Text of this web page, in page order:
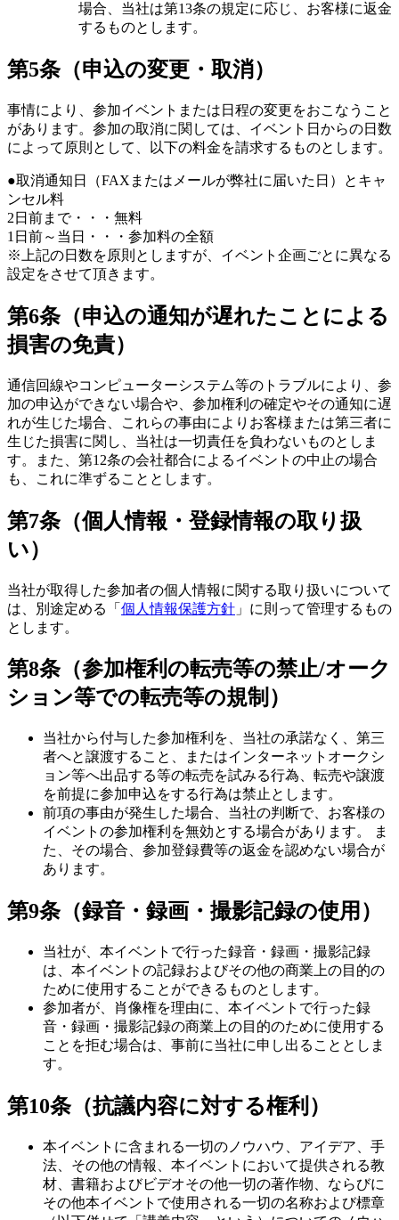
場合、当社は第13条の規定に応じ、お客様に返金
するものとします。
第5条（申込の変更・取消）
事情により、参加イベントまたは日程の変更をおこなうこと
があります。参加の取消に関しては、イベント日からの日数
によって原則として、以下の料金を請求するものとします。
●取消通知日（FAXまたはメールが弊社に届いた日）とキャ
ンセル料
2日前まで・・・無料
1日前～当日・・・参加料の全額
※上記の日数を原則としますが、イベント企画ごとに異なる
設定をさせて頂きます。
第6条（申込の通知が遅れたことによる
損害の免責）
通信回線やコンピューターシステム等のトラブルにより、参
加の申込ができない場合や、参加権利の確定やその通知に遅
れが生じた場合、これらの事由によりお客様または第三者に
生じた損害に関し、当社は一切責任を負わないものとしま
す。また、第12条の会社都合によるイベントの中止の場合
も、これに準ずることとします。
第7条（個人情報・登録情報の取り扱
い）
当社が取得した参加者の個人情報に関する取り扱いについて
は、別途定める「 個人情報保護方針 」に則って管理するもの
とします。
第8条（参加権利の転売等の禁止/オーク
ション等での転売等の規制）
当社から付与した参加権利を、当社の承諾なく、第三
者へと譲渡すること、またはインターネットオークシ
ョン等へ出品する等の転売を試みる行為、転売や譲渡
を前提に参加申込をする行為は禁止とします。
前項の事由が発生した場合、当社の判断で、お客様の
イベントの参加権利を無効とする場合があります。 ま
た、その場合、参加登録費等の返金を認めない場合が
あります。
第9条（録音・録画・撮影記録の使用）
当社が、本イベントで行った録音・録画・撮影記録
は、本イベントの記録およびその他の商業上の目的の
ために使用することができるものとします。
参加者が、肖像権を理由に、本イベントで行った録
音・録画・撮影記録の商業上の目的のために使用する
ことを拒む場合は、事前に当社に申し出ることとしま
す。
第10条（抗議内容に対する権利）
本イベントに含まれる一切のノウハウ、アイデア、手
法、その他の情報、本イベントにおいて提供される教
材、書籍およびビデオその他一切の著作物、ならびに
その他本イベントで使用される一切の名称および標章